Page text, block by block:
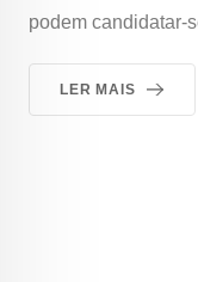
podem candidatar-
LER MAIS